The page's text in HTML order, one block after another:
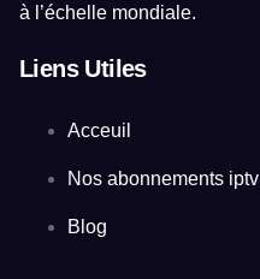
à l’échelle mondiale.
Liens Utiles
Acceuil
Nos abonnements iptv
Blog